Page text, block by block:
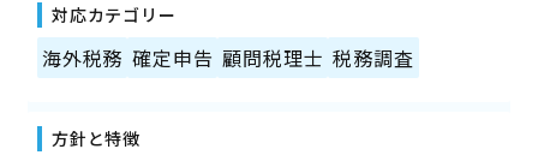
対応カテゴリー
海外税務 確定申告 顧問税理士 税務調査
方針と特徴